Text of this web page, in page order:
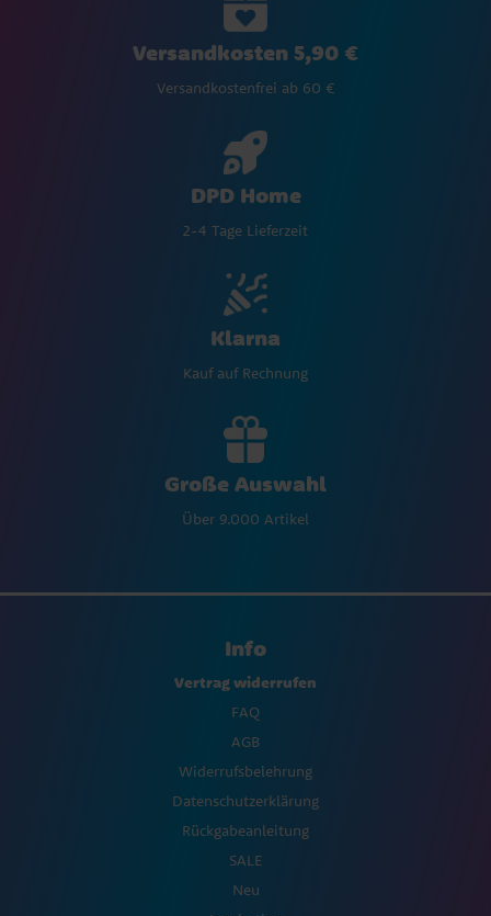
Versandkosten 5,90 €
Versandkostenfrei ab 60 €
DPD Home
2-4 Tage Lieferzeit
Klarna
Kauf auf Rechnung
Große Auswahl
Über 9.000 Artikel
Info
Vertrag widerrufen
FAQ
AGB
Widerrufsbelehrung
Datenschutzerklärung
Rückgabeanleitung
SALE
Neu